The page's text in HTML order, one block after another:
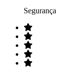
Segurança